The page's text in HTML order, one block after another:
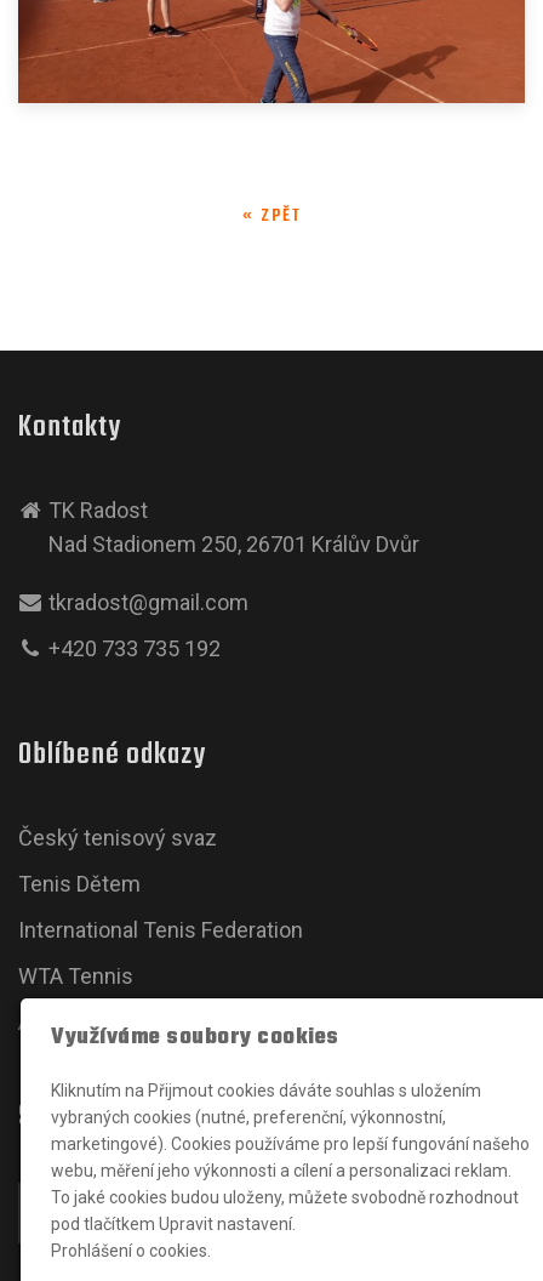
« ZPĚT
Kontakty
TK Radost
Nad Stadionem 250, 26701 Králův Dvůr
tkradost@gmail.com
+420 733 735 192
Oblíbené odkazy
Český tenisový svaz
Tenis Dětem
International Tenis Federation
WTA Tennis
ATP Tour
Sociální sítě
Využíváme soubory cookies
Kliknutím na Přijmout cookies dáváte souhlas s uložením
vybraných cookies (nutné, preferenční, výkonnostní,
marketingové). Cookies používáme pro lepší fungování našeho
webu, měření jeho výkonnosti a cílení a personalizaci reklam.
To jaké cookies budou uloženy, můžete svobodně rozhodnout
pod tlačítkem Upravit nastavení.
Prohlášení o cookies.